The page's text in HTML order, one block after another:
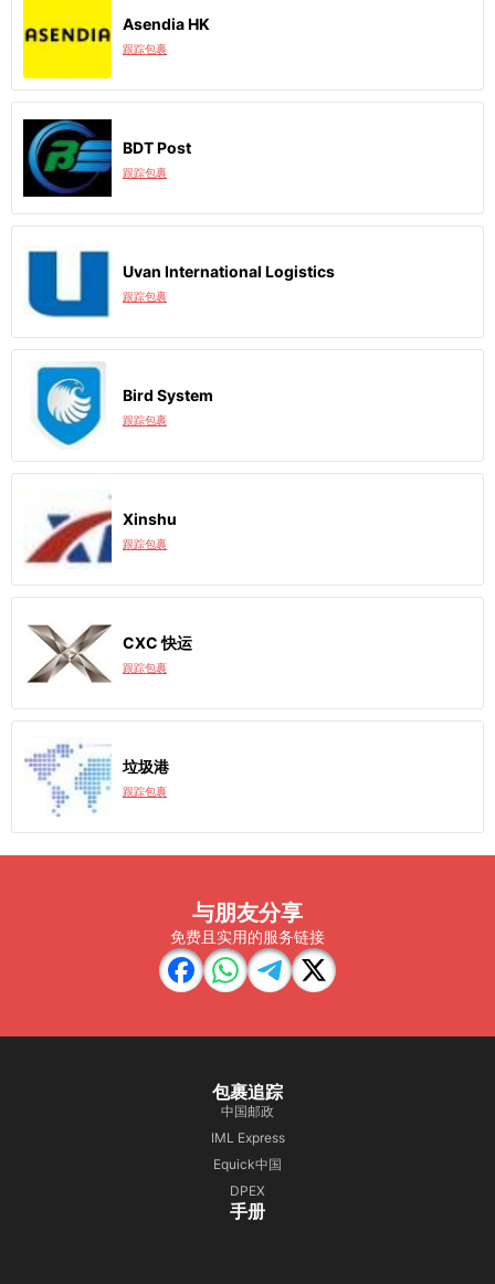
Asendia HK
跟踪包裹
BDT Post
跟踪包裹
Uvan International Logistics
跟踪包裹
Bird System
跟踪包裹
Xinshu
跟踪包裹
CXC 快运
跟踪包裹
垃圾港
跟踪包裹
与朋友分享
免费且实用的服务链接
包裹追踪
中国邮政
IML Express
Equick中国
DPEX
手册